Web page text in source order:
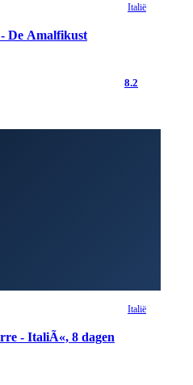
Italië
De Amalfikust
8.2
Italië
- ItaliÃ«, 8 dagen